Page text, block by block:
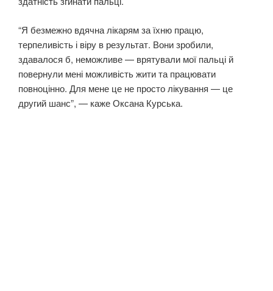
“Я безмежно вдячна лікарям за їхню працю,
терпеливість і віру в результат. Вони зробили,
здавалося б, неможливе — врятували мої пальці й
повернули мені можливість жити та працювати
повноцінно. Для мене це не просто лікування — це
другий шанс”, — каже Оксана Курська.